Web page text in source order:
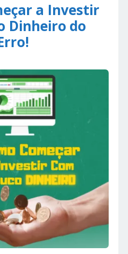
a Investir
Dinheiro do